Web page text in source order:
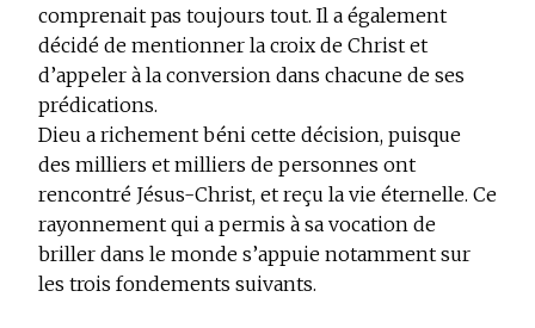
comprenait pas toujours tout. Il a également
décidé de mentionner la croix de Christ et
d’appeler à la conversion dans chacune de ses
prédications.
Dieu a richement béni cette décision, puisque
des milliers et milliers de personnes ont
rencontré Jésus-Christ, et reçu la vie éternelle. Ce
rayonnement qui a permis à sa vocation de
briller dans le monde s’appuie notamment sur
les trois fondements suivants.